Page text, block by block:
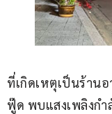
ที่เกิดเหตุเป็นร้าน
ฟู๊ด พบแสงเพลิงก